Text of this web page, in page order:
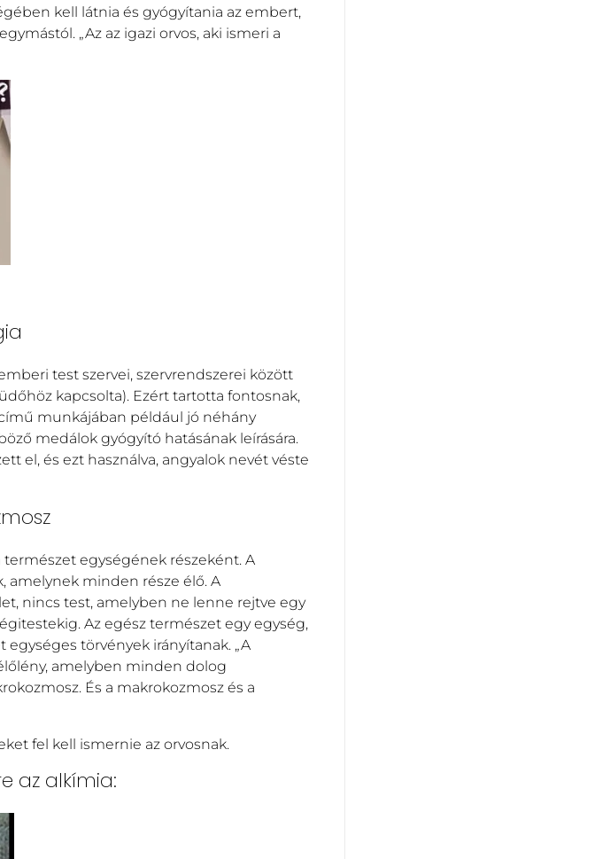
kell látnia és gyógyítania az embert,
„Az az igazi orvos, aki ismeri a
test szervei, szervrendszerei között
kapcsolta). Ezért tartotta fontosnak,
munkájában például jó néhány
medálok gyógyító hatásának leírására.
el, és ezt használva, angyalok nevét véste
egységének részeként. A
amelynek minden része élő. A
nincs test, amelyben ne lenne rejtve egy
Az egész természet egy egység,
törvények irányítanak. „A
amelyben minden dolog
És a makrokozmosz és a
fel kell ismernie az orvosnak.
az alkímia: